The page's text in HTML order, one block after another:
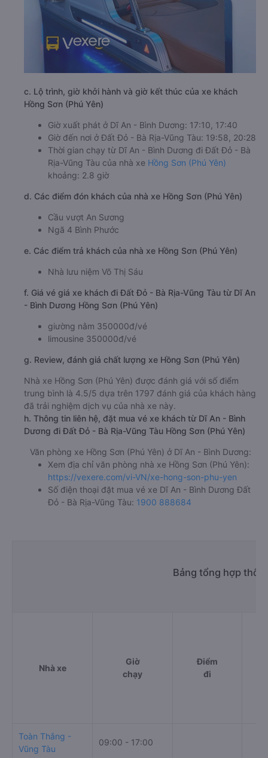
c. Lộ trình, giờ khởi hành và giờ kết thúc của xe khách
Hồng Sơn (Phú Yên)
Giờ xuất phát ở Dĩ An - Bình Dương: 17:10, 17:40
Giờ đến nơi ở Đất Đỏ - Bà Rịa-Vũng Tàu: 19:58, 20:28
Thời gian chạy từ Dĩ An - Bình Dương đi Đất Đỏ - Bà
Rịa-Vũng Tàu của nhà xe Hồng Sơn (Phú Yên)
khoảng: 2.8 giờ
d. Các điểm đón khách của nhà xe Hồng Sơn (Phú Yên)
Cầu vượt An Sương
Ngã 4 Bình Phước
e. Các điểm trả khách của nhà xe Hồng Sơn (Phú Yên)
Nhà lưu niệm Võ Thị Sáu
f. Giá vé giá xe khách đi Đất Đỏ - Bà Rịa-Vũng Tàu từ Dĩ An
- Bình Dương Hồng Sơn (Phú Yên)
giường nằm 350000đ/vé
limousine 350000đ/vé
g. Review, đánh giá chất lượng xe Hồng Sơn (Phú Yên)
Nhà xe Hồng Sơn (Phú Yên) được đánh giá với số điểm
trung bình là 4.5/5 dựa trên 1797 đánh giá của khách hàng
đã trải nghiệm dịch vụ của nhà xe này.
h. Thông tin liên hệ, đặt mua vé xe khách từ Dĩ An - Bình
Dương đi Đất Đỏ - Bà Rịa-Vũng Tàu Hồng Sơn (Phú Yên)
Văn phòng xe Hồng Sơn (Phú Yên) ở Dĩ An - Bình Dương:
Xem địa chỉ văn phòng nhà xe Hồng Sơn (Phú Yên):
https://vexere.com/vi-VN/xe-hong-son-phu-yen
Số điện thoại đặt mua vé xe Dĩ An - Bình Dương Đất
Đỏ - Bà Rịa-Vũng Tàu: 1900 888684
Bảng tổng hợp
Nhà xe
Giờ
chạy
Điểm
đi
Toàn Thắng -
Vũng Tàu
09:00 - 17:00